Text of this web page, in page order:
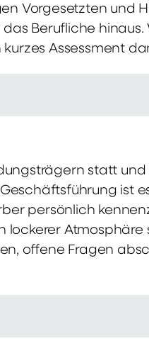
Vorgesetzten und
Berufliche
Assessment
statt
ist
persönlich
lockerer
offene Fragen